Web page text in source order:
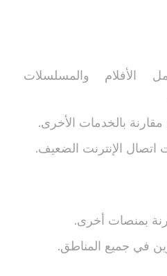
الأفلام والمسلسلات
بالخدمات الأخرى.
اتصال الإنترنت الضعيف.
بمنصات أخرى.
في جميع المناطق.